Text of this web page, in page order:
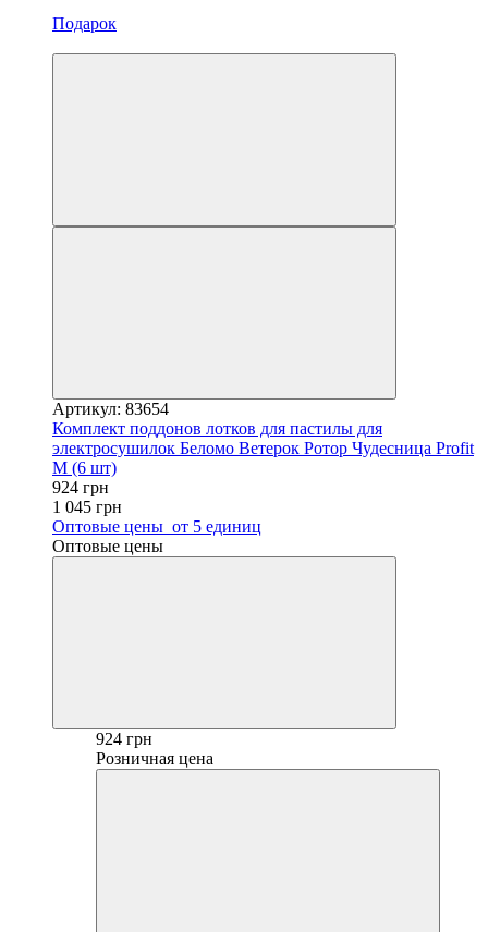
Подарок
Артикул: 83654
Комплект поддонов лотков для пастилы для
электросушилок Беломо Ветерок Ротор Чудесница Profit
M (6 шт)
924 грн
1 045 грн
Оптовые цены от 5 единиц
Оптовые цены
924 грн
Розничная цена